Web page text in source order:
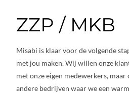
ZZP / MKB
Misabi is klaar voor de volgende
met jou maken. Wij willen onze
met onze eigen medewerkers, maar
andere bedrijven waar we een